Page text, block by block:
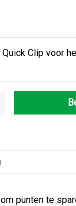
Clip voor
punten te